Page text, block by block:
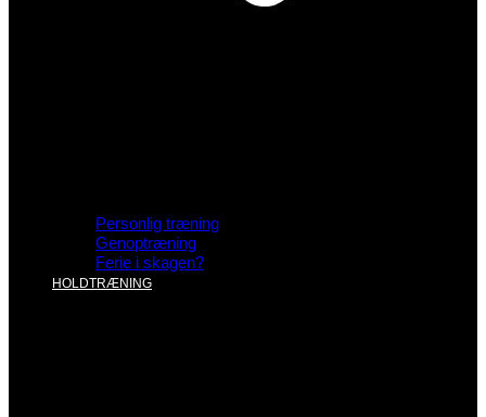
Personlig træning
Genoptræning
Ferie i skagen?
HOLDTRÆNING